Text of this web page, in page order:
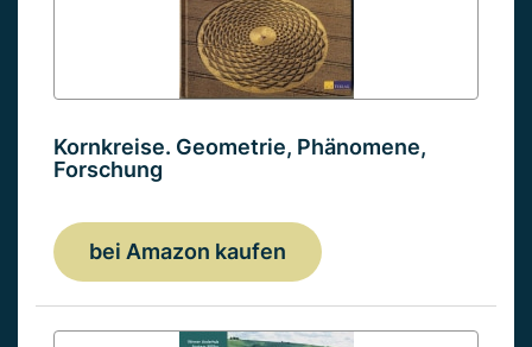
Kornkreise. Geometrie, Phänomene,
Forschung
bei Amazon kaufen